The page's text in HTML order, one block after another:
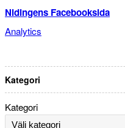
Nidingens Facebooksida
Analytics
Kategori
Kategori